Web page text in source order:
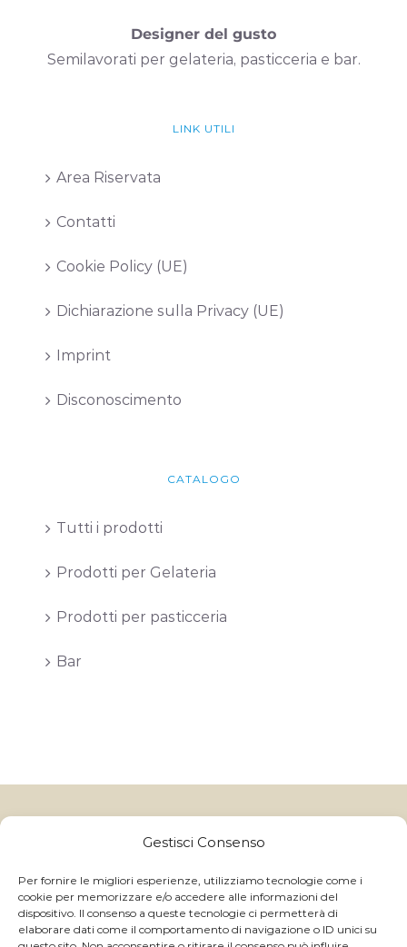
Gestisci Consenso
Per fornire le migliori esperienze, utilizziamo tecnologie come i
cookie per memorizzare e/o accedere alle informazioni del
dispositivo. Il consenso a queste tecnologie ci permetterà di
elaborare dati come il comportamento di navigazione o ID unici su
Designer del gusto
Semilavorati per gelateria, pasticceria e bar.
LINK UTILI
Area Riservata
Contatti
Cookie Policy (UE)
Dichiarazione sulla Privacy (UE)
Imprint
Disconoscimento
CATALOGO
Tutti i prodotti
Prodotti per Gelateria
Prodotti per pasticceria
Bar
24040 Boltiere (BG) - Italy
C.C.I.A.A. R.E.A. BG 214822 - P.IVA IT 01059710168
GRANULATI ITALIA S.p.A ©2026 ALL RIGHTS RESERVED
- | Powered byMagnetica Development S.r.l.